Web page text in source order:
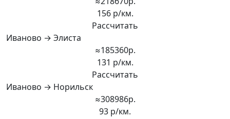
156 р/км.
Рассчитать
Иваново → Элиста
≈185360р.
131 р/км.
Рассчитать
Иваново → Норильск
≈308986р.
93 р/км.